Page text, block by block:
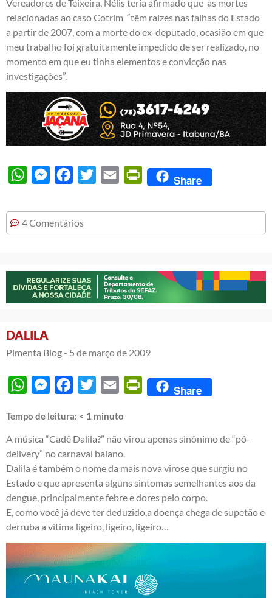
Vereadores de Teixeira, Nélis teria afirmado que as mortes
relacionadas ao caso Cotrim “têm raízes nas falhas do Estado
a partir de 2007, com a morte do ex-deputado, ocasião em que
meu trabalho foi gratuitamente impedido de ser realizado, no
momento em que eu tinha elementos e convicção nas
investigações”.
WhatsAppMessengerFacebook
Twitter Email PrintFriendly
Share
4 Comentários
DALILA
Pimenta Blog - 5 de março de 2009
WhatsAppMessengerFacebook
Twitter Email PrintFriendly
Share
Tempo de leitura: < 1 minuto
A música “Cadê Dalila?” não virou apenas sinônimo de“pó-
delivery” no carnaval baiano.
Dalila é também o nome da mais nova virose que surgiu no
Estado e que apresenta alguns sintomas semelhantes aos da
dengue, principalmente febre e dores pelo corpo.
E, como você já deve ter deduzido,a doença chega de supetão e
derruba a vítima ligeiro, ligeiro, ligeiro…